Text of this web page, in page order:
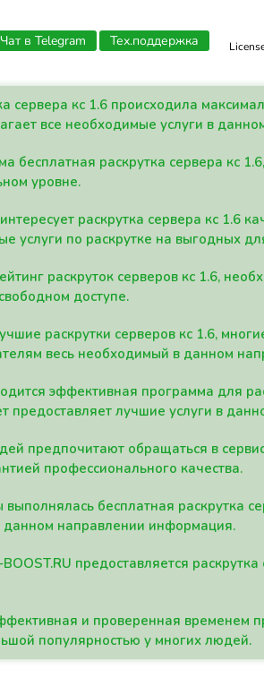
Чат в Telegram Тех.поддержка
сервера кс 1.6 происходила
все необходимые услуги в
бесплатная раскрутка сервера кс
уровне.
раскрутка сервера кс 1.6
услуги по раскрутке на выгодных
раскруток серверов кс 1.6,
доступе.
раскрутки серверов кс 1.6,
весь необходимый в данном
эффективная программа для
предоставляет лучшие услуги в
предпочитают обращаться в
профессионального качества.
бесплатная раскрутка
данном направлении информация.
предоставляется
и проверенная временем
популярностью у многих людей.